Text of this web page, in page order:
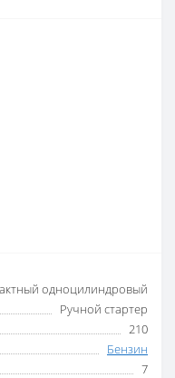
одноцилиндровый
Ручной стартер
210
Бензин
7